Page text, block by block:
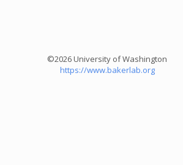
©2026 University of Washington
https://www.bakerlab.org